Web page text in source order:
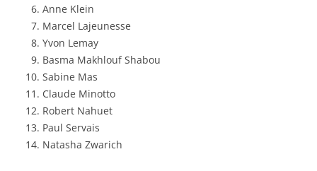
Anne Klein
Marcel Lajeunesse
Yvon Lemay
Basma Makhlouf Shabou
Sabine Mas
Claude Minotto
Robert Nahuet
Paul Servais
Natasha Zwarich